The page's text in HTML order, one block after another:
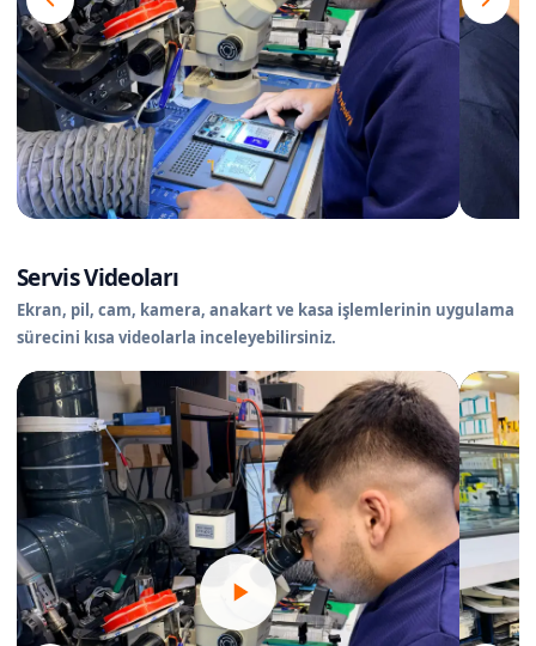
Servis Videoları
Ekran, pil, cam, kamera, anakart ve kasa işlemlerinin uygulama
sürecini kısa videolarla inceleyebilirsiniz.